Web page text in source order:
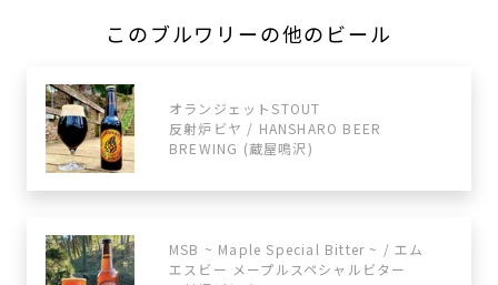
このブルワリーの他のビール
オランジェットSTOUT
反射炉ビヤ / HANSHARO BEER
BREWING (蔵屋鳴沢)
MSB ~ Maple Special Bitter ~ / エム
エスビー メープルスペシャルビター